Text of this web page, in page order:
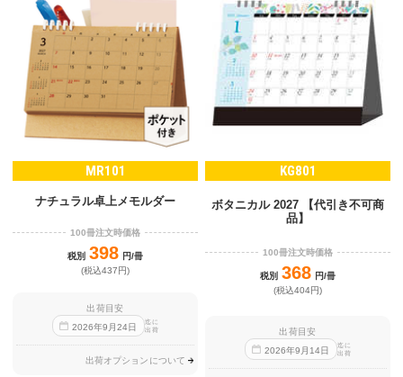
MR101
ナチュラル卓上メモルダー
100冊注文時価格
税別 398 円/冊
(税込437円)
出荷目安
2026年9 月24日
迄に
出荷
出荷オプションについて
KG801
ボタニカル 2027 【代引き不可商
品】
100冊注文時価格
税別 368 円/冊
(税込404円)
出荷目安
2026年9 月 14日
迄に
出荷